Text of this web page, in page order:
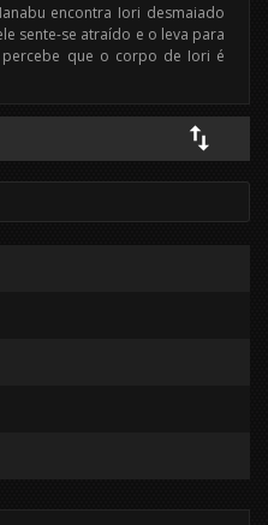
encontra Iori desmaiado
sente-se atraído e o leva para
que o corpo de Iori é